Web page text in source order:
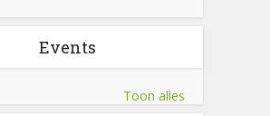
Events
Toon alles